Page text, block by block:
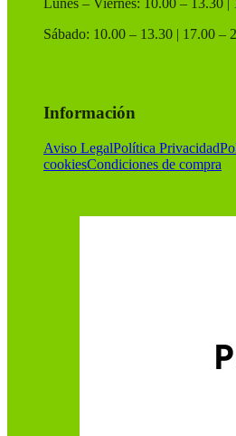
Lunes – Viernes: 10.00 – 13.30 |
Sábado: 10.00 – 13.30 | 17.00 –
Información
Aviso LegalPolítica Privacidad
cookiesCondiciones de compra